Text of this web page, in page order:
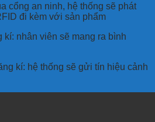
cổng an ninh, hệ thống sẽ phát
đi kèm với sản phẩm
kí: nhân viên sẽ mang ra bình
kí: hệ thống sẽ gửi tín hiệu cảnh